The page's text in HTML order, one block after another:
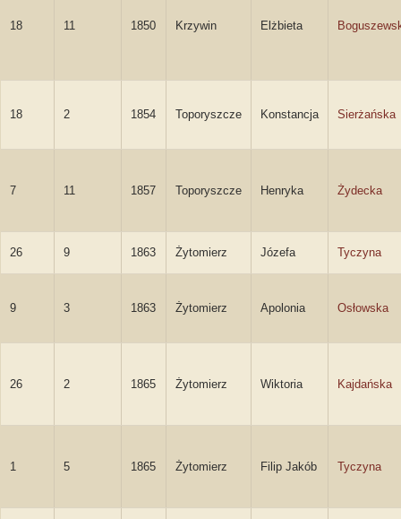
18 11 1850 Krzywin Elżbieta
18 2 1854 Toporyszcze Konstancja Sierżańska
7 11 1857 Toporyszcze Henryka Żydecka
26 9 1863 Żytomierz Józefa Tyczyna
9 3 1863 Żytomierz Apolonia Osłowska
26 2 1865 Żytomierz Wiktoria Kajdańska
1 5 1865 Żytomierz Filip Jakób Tyczyna